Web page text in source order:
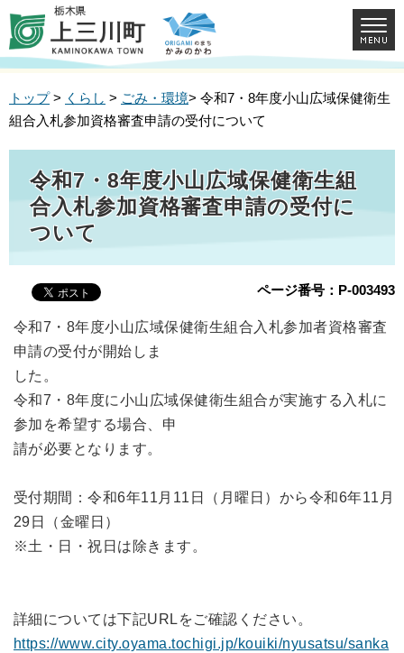
トップ> くらし > ごみ・環境> 令和7・8年度小山広域保健衛生
組合入札参加資格審査申請の受付について
令和7・8年度小山広域保健衛生組
合入札参加資格審査申請の受付に
ついて
ページ番号：P-003493
令和7・8年度小山広域保健衛生組合入札参加者資格審査
申請の受付が開始しま
した。
令和7・8年度に小山広域保健衛生組合が実施する入札に
参加を希望する場合、申
請が必要となります。
受付期間：令和6年11月11日（月曜日）から令和6年11月
29日（金曜日）
※土・日・祝日は除きます。
詳細については下記URLをご確認ください。
https://www.city.oyama.tochigi.jp/kouiki/nyusatsu/sanka